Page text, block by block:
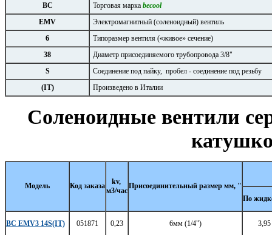
ВС
Торговая марка becool
EMV
Электромагнитный (соленоидный) вентиль
6
Типоразмер вентиля («живое» сечение)
38
Диаметр присоединяемого трубопровода 3/8"
S
Соединение под пайку, пробел - соединение под резьбу
(IT)
Произведено в Италии
Соленоидные вентили
Модель Код заказа
kv,
м3/час
Присоединительный размер мм, "
По
BC EMV3 14S(IT) 051871 0,23 6мм (1/4") 3,95